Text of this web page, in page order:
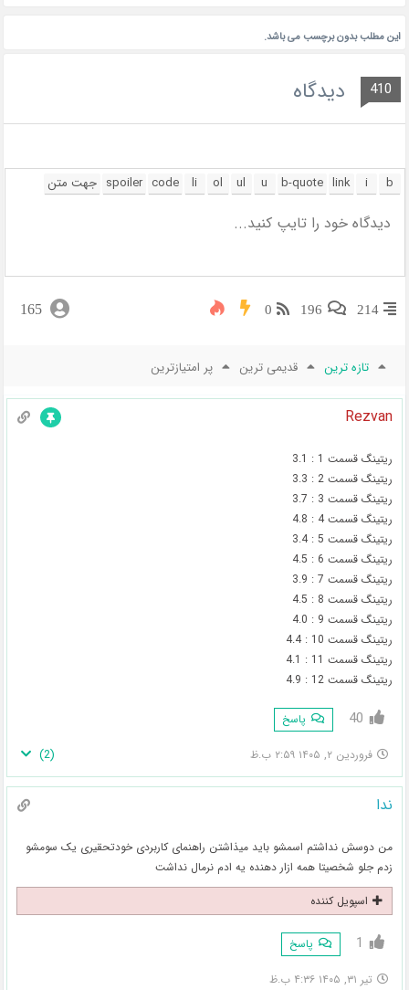
این مطلب بدون برچسب می باشد.
410 دیدگاه
214
196
0
165
تازه ترین قدیمی ترین پر امتیازترین
Rezvan
ریتینگ قسمت 1 : 3.1
ریتینگ قسمت 2 : 3.3
ریتینگ قسمت 3 : 3.7
ریتینگ قسمت 4 : 4.8
ریتینگ قسمت 5 : 3.4
ریتینگ قسمت 6 : 4.5
ریتینگ قسمت 7 : 3.9
ریتینگ قسمت 8 : 4.5
ریتینگ قسمت 9 : 4.0
ریتینگ قسمت 10 : 4.4
ریتینگ قسمت 11 : 4.1
ریتینگ قسمت 12 : 4.9
40 پاسخ
فروردین ۲, ۱۴۰۵ ۲:۵۹ ب.ظ (
2
)
ندا
من دوسش نداشتم اسمشو باید میذاشتن راهنمای کاربردی خودتحقیری یک سومشو
زدم جلو شخصیتا همه ازار دهنده یه ادم نرمال نداشت
اسپویل کننده
1 پاسخ
تیر ۳۱, ۱۴۰۵ ۴:۳۶ ب.ظ